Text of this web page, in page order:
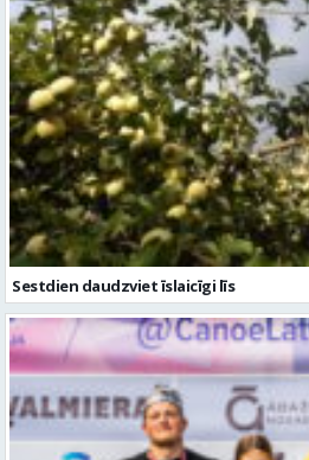
Sestdien daudzviet īslaicīgi līs